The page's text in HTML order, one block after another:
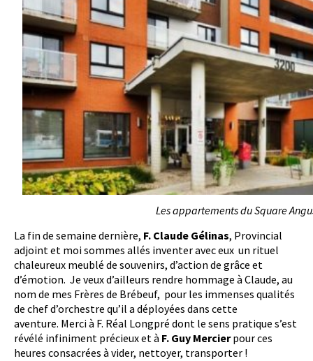
Les appartements du Square
La fin de semaine dernière, F. Claude Gélinas, Provincial
adjoint et moi sommes allés inventer avec eux un rituel
chaleureux meublé de souvenirs, d’action de grâce et
d’émotion. Je veux d’ailleurs rendre hommage à Claude, au
nom de mes Frères de Brébeuf, pour les immenses qualités
de chef d’orchestre qu’il a déployées dans cette
aventure. Merci à F. Réal Longpré dont le sens pratique s’est
révélé infiniment précieux et à F. Guy Mercierpour ces
heures consacrées à vider, nettoyer, transporter !